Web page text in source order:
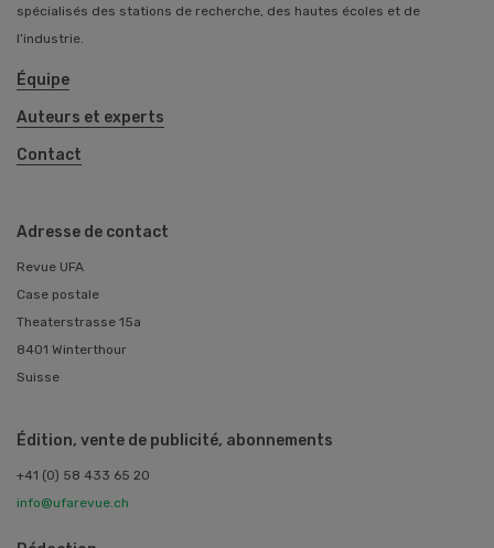
spécialisés des stations de recherche, des hautes écoles et de
l’industrie.
Équipe
Auteurs et experts
Contact
Adresse de contact
Revue UFA
Case postale
Theaterstrasse 15a
8401 Winterthour
Suisse
Édition, vente de publicité, abonnements
+41 (0) 58 433 65 20
info@ufarevue.ch